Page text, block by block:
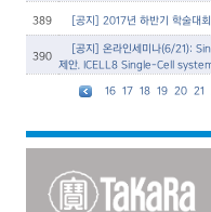
389 [공지] 2017년 하반기 학술대회
390
[공지] 온라인세미나(6/21):
제안. ICELL8 Single-Cell
16 17 18 19 20 21